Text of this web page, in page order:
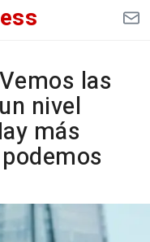
las
nivel
más